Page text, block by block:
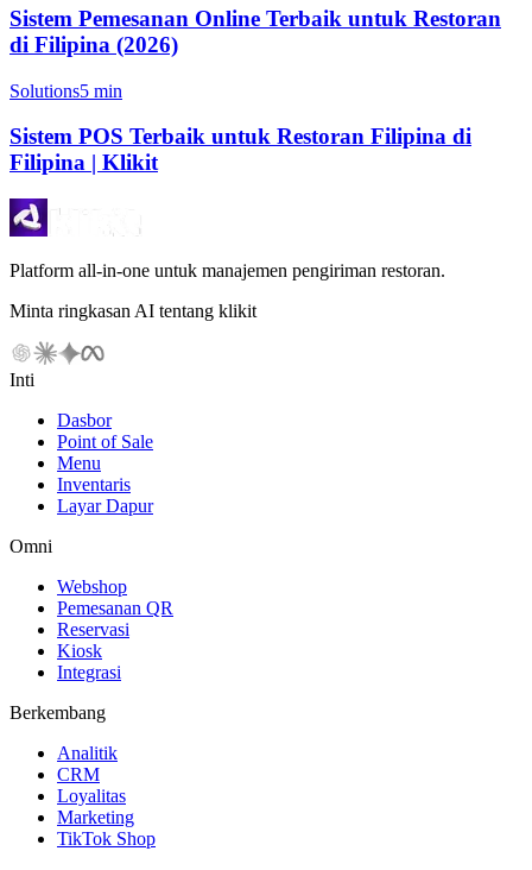
Sistem Pemesanan Online Terbaik untuk Restoran
di Filipina (2026)
Solutions5 min
Sistem POS Terbaik untuk Restoran Filipina di
Filipina | Klikit
Platform all-in-one untuk manajemen pengiriman restoran.
Minta ringkasan AI tentang klikit
Inti
Dasbor
Point of Sale
Menu
Inventaris
Layar Dapur
Omni
Webshop
Pemesanan QR
Reservasi
Kiosk
Integrasi
Berkembang
Analitik
CRM
Loyalitas
Marketing
TikTok Shop